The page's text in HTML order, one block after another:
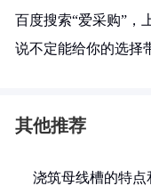
百度搜索“爱采购”，
说不定能给你的选择
其他推荐
浇筑母线槽的特点